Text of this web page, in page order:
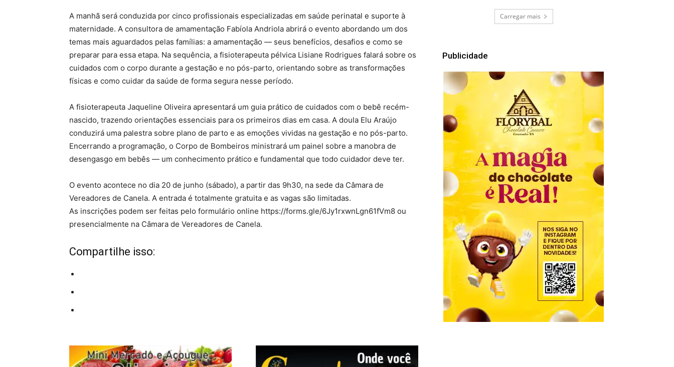
A manhã será conduzida por cinco profissionais especializadas em saúde perinatal e suporte à
maternidade. A consultora de amamentação Fabíola Andriola abrirá o evento abordando um dos
temas mais aguardados pelas famílias: a amamentação — seus benefícios, desafios e como se
preparar para essa etapa. Na sequência, a fisioterapeuta pélvica Lisiane Rodrigues falará sobre os
cuidados com o corpo durante a gestação e no pós-parto, orientando sobre as transformações
físicas e como cuidar da saúde de forma segura nesse período.
A fisioterapeuta Jaqueline Oliveira apresentará um guia prático de cuidados com o bebê recém-
nascido, trazendo orientações essenciais para os primeiros dias em casa. A doula Elu Araújo
conduzirá uma palestra sobre plano de parto e as emoções vividas na gestação e no pós-parto.
Encerrando a programação, o Corpo de Bombeiros ministrará um painel sobre a manobra de
desengasgo em bebês — um conhecimento prático e fundamental que todo cuidador deve ter.
O evento acontece no dia 20 de junho (sábado), a partir das 9h30, na sede da Câmara de
Vereadores de Canela. A entrada é totalmente gratuita e as vagas são limitadas.
As inscrições podem ser feitas pelo formulário online https://forms.gle/6Jy1rxwnLgn61fVm8 ou
presencialmente na Câmara de Vereadores de Canela.
Compartilhe isso:
Carregar mais
Publicidade